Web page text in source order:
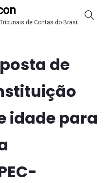
de Contas do Brasil
de
idade para